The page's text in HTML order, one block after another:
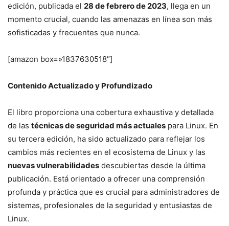
edición, publicada el 28 de febrero de 2023, llega en un
momento crucial, cuando las amenazas en línea son más
sofisticadas y frecuentes que nunca.
[amazon box=»1837630518″]
Contenido Actualizado y Profundizado
El libro proporciona una cobertura exhaustiva y detallada
de las técnicas de seguridad más actuales para Linux. En
su tercera edición, ha sido actualizado para reflejar los
cambios más recientes en el ecosistema de Linux y las
nuevas vulnerabilidades descubiertas desde la última
publicación. Está orientado a ofrecer una comprensión
profunda y práctica que es crucial para administradores de
sistemas, profesionales de la seguridad y entusiastas de
Linux.